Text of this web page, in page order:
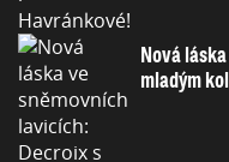
Nová
mladým